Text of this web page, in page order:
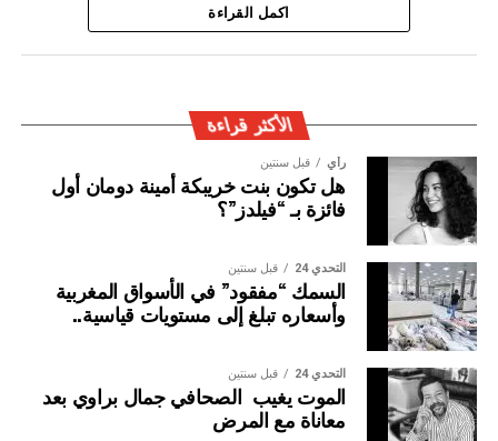
ويأتي توقيف المشتبه به في سياق التزام المصالح الأمنية
اكمل القراءة
الأكثر قراءة
رأي قبل سنتين
هل تكون بنت خريبكة أمينة دومان أول
فائزة بـ “فيلدز”؟
التحدي 24 قبل سنتين
السمك “مفقود” في الأسواق المغربية
وأسعاره تبلغ إلى مستويات قياسية..
التحدي 24 قبل سنتين
الموت يغيب الصحافي جمال براوي بعد
معاناة مع المرض